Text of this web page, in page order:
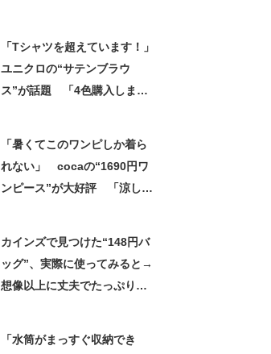
「Tシャツを超えています！」
ユニクロの“サテンブラウ
ス”が話題 「4色購入しまし
「暑くてこのワンピしか着ら
れない」 cocaの“1690円ワ
ンピース”が大好評 「涼しく
カインズで見つけた“148円バ
ッグ”、実際に使ってみると→
想像以上に丈夫でたっぷり入
「水筒がまっすぐ収納でき